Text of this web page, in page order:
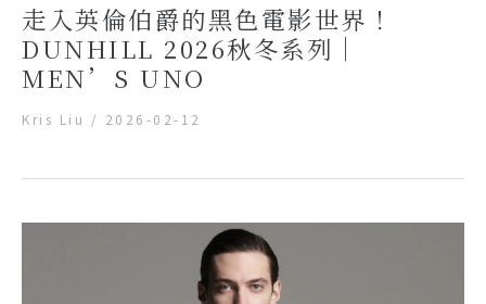
走入英倫伯爵的黑色電影世界！
DUNHILL 2026秋冬系列｜
MEN’S UNO
Kris Liu / 2026-02-12